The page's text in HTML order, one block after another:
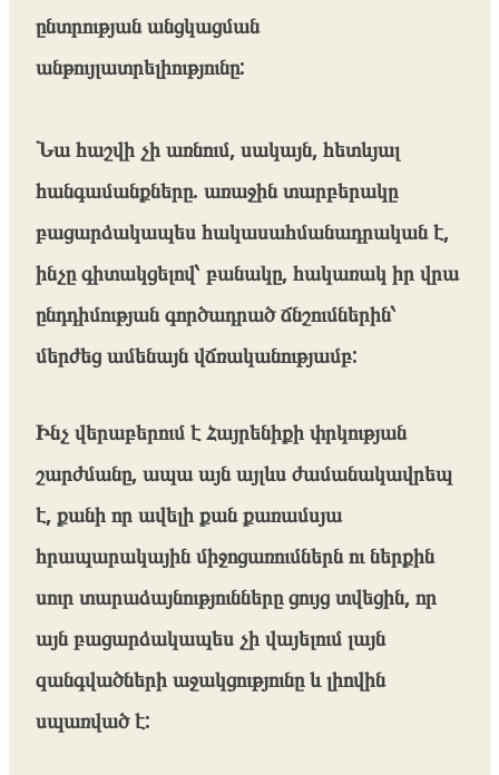
ընտրության անցկացման
անթույլատրելիությունը:
Նա հաշվի չի առնում, սակայն, հետևյալ
հանգամանքները. առաջին տարբերակը
բացարձակապես հակասահմանադրական է,
ինչը գիտակցելով՝ բանակը, հակառակ իր վրա
ընդդիմության գործադրած ճնշումներին՝
մերժեց ամենայն վճռականությամբ:
Ինչ վերաբերում է Հայրենիքի փրկության
շարժմանը, ապա այն այլևս ժամանակավրեպ
է, քանի որ ավելի քան քառամսյա
հրապարակային միջոցառումներն ու ներքին
սուր տարաձայնությունները ցույց տվեցին, որ
այն բացարձակապես չի վայելում լայն
զանգվածների աջակցությունը և լիովին
սպառված է: